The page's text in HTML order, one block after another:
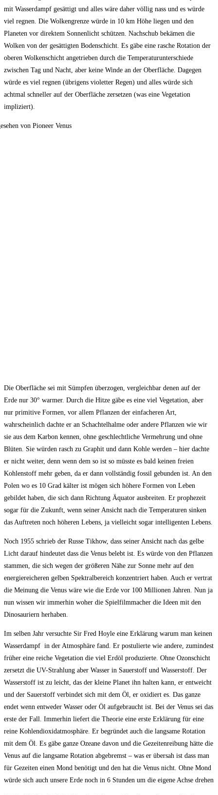
mit Wasserdampf gesättigt und alles wäre daher völlig nass und es würde
viel regnen. Die Wolkengrenze würde in 10 km Höhe liegen und den
Planeten vor direktem Sonnenlicht schützen. Nachschub bekämen die
Wolken von der gesättigten Bodenschicht. Es gäbe eine rasche Rotation der
oberen Wolkenschicht angetrieben durch die Temperaturunterschiede
zwischen Tag und Nacht, aber keine Winde an der Oberfläche. Dagegen
würde es viel regnen (übrigens violetter Regen) und alles würde sich
achtmal schneller auf der Oberfläche zersetzen (was eine Vegetation
impliziert).
Die Oberfläche sei mit Sümpfen überzogen, vergleichbar denen auf der
Erde nur 30° warmer. Durch die Hitze gäbe es eine viel Vegetation, aber
nur primitive Formen, vor allem Pflanzen der einfacheren Art,
wahrscheinlich dachte er an Schachtelhalme oder andere Pflanzen wie wir
sie aus dem Karbon kennen, ohne geschlechtliche Vermehrung und ohne
Blüten. Sie würden rasch zu Graphit und dann Kohle werden – hier dachte
er nicht weiter, denn wenn dem so ist so müsste es bald keinen freien
Kohlenstoff mehr geben, da er dann vollständig fossil gebunden ist. An den
Polen wo es 10 Grad kälter ist mögen sich höhere Formen von Leben
gebildet haben, die sich dann Richtung Äquator ausbreiten. Er prophezeit
sogar für die Zukunft, wenn seiner Ansicht nach die Temperaturen sinken
das Auftreten noch höheren Lebens, ja vielleicht sogar intelligenten Lebens.
Noch 1955 schrieb der Russe Tikhow, dass seiner Ansicht nach das gelbe
Licht darauf hindeutet dass die Venus belebt ist. Es würde von den Pflanzen
stammen, die sich wegen der größeren Nähe zur Sonne mehr auf den
energiereicheren gelben Spektralbereich konzentriert haben. Auch er vertrat
die Meinung die Venus wäre wie die Erde vor 100 Millionen Jahren. Nun ja
nun wissen wir immerhin woher die Spielfilmmacher die Ideen mit den
Dinosauriern herhaben.
Im selben Jahr versuchte Sir Fred Hoyle eine Erklärung warum man keinen
Wasserdampf in der Atmosphäre fand. Er postulierte wie andere, zumindest
früher eine reiche Vegetation die viel Erdöl produzierte. Ohne Ozonschicht
zersetzt die UV-Strahlung aber Wasser in Sauerstoff und Wasserstoff. Der
Wasserstoff ist zu leicht, das der kleine Planet ihn halten kann, er entweicht
und der Sauerstoff verbindet sich mit dem Öl, er oxidiert es. Das ganze
endet wenn entweder Wasser oder Öl aufgebraucht ist. Bei der Venus sei das
erste der Fall. Immerhin liefert die Theorie eine erste Erklärung für eine
reine Kohlendioxidatmosphäre. Er begründet auch die langsame Rotation
mit dem Öl. Es gäbe ganze Ozeane davon und die Gezeitenreibung hätte die
Venus auf die langsame Rotation abgebremst – was er übersah ist dass man
für Gezeiten einen Mond benötigt und den hat die Venus nicht. Ohne Mond
würde sich auch unsere Erde noch in 6 Stunden um die eigene Achse drehen